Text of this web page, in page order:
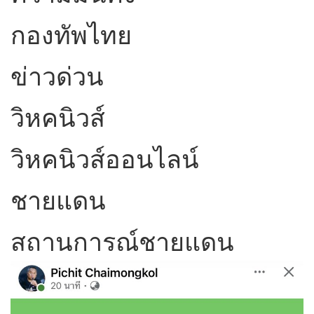
กองทัพไทย
ข่าวด่วน
วิหคนิวส์
วิหคนิวส์ออนไลน์
ชายแดน
สถานการณ์ชายแดน